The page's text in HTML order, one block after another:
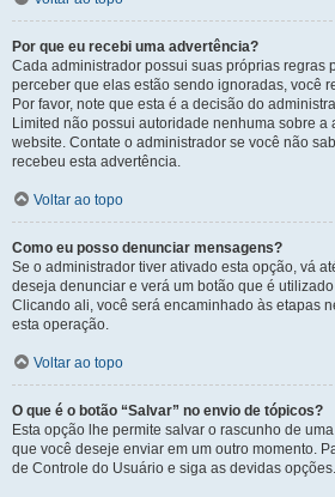
Por que eu recebi uma advertência?
Cada administrador possui suas próprias regras
perceber que elas estão sendo ignoradas, você
Por favor, note que esta é a decisão do
Limited não possui autoridade nenhuma sobre a
website. Contate o administrador se você não
recebeu esta advertência.
Voltar ao topo
Como eu posso denunciar mensagens?
Se o administrador tiver ativado esta opção, vá
deseja denunciar e verá um botão que é
Clicando ali, você será encaminhado às etapas
esta operação.
Voltar ao topo
O que é o botão “Salvar” no envio de tópicos?
Esta opção lhe permite salvar o rascunho de
que você deseje enviar em um outro momento.
de Controle do Usuário e siga as devidas opções.